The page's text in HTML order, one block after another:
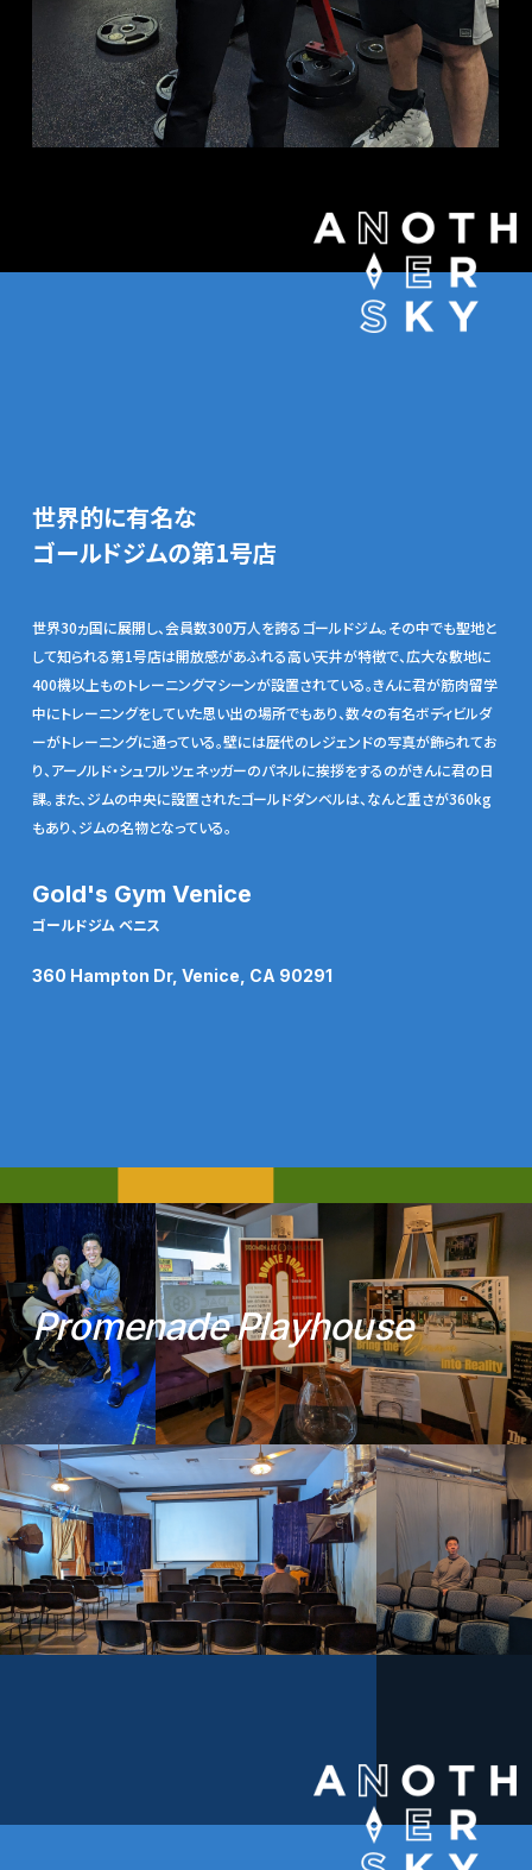
世界的に有名な
ゴールドジムの第1号店
世界30ヵ国に展開し、会員数300万人を誇るゴールドジム。その中でも聖地と
して知られる第1号店は開放感があふれる高い天井が特徴で、広大な敷地に
400機以上ものトレーニングマシーンが設置されている。きんに君が筋肉留学
中にトレーニングをしていた思い出の場所でもあり、数々の有名ボディビルダ
ーがトレーニングに通っている。壁には歴代のレジェンドの写真が飾られてお
り、アーノルド・シュワルツェネッガーのパネルに挨拶をするのがきんに君の日
課。また、ジムの中央に設置されたゴールドダンベルは、なんと重さが360kg
もあり、ジムの名物となっている。
Gold's Gym Venice
ゴールドジム ベニス
360 Hampton Dr, Venice, CA 90291
PromenadePlayhouse